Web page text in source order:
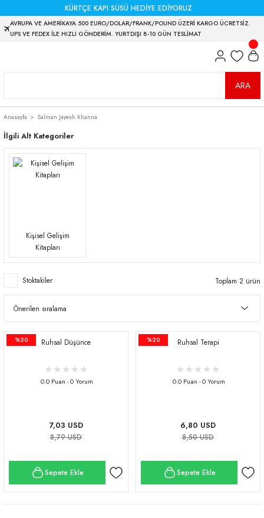
KÜRTÇE KAPI SÜSÜ HEDİYE EDİYORUZ
AVRUPA VE AMERİKAYA 500 EURO/DOLAR/FRANK/POUND ÜZERİ KARGO ÜCRETSİZ.
UPS VE FEDEX İLE HIZLI GÖNDERİM. YURTDIŞI 8-10 GÜN TESLİMAT
ARA
Anasayfa Salman Jayesh Khanna
İlgili Alt Kategoriler
Kişisel Gelişim
Kitapları
Stoktakiler Toplam 2 ürün
%20 Ruhsal Düşünce
0.0 Puan - 0 Yorum
7,03 USD
8,79 USD
Sepete Ekle
%20 Ruhsal Terapi
0.0 Puan - 0 Yorum
6,80 USD
8,50 USD
Sepete Ekle